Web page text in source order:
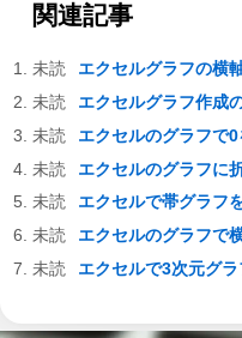
関連記事
エクセルグラフの横
エクセルグラフ作成
エクセルのグラフで
エクセルのグラフに
エクセルで帯グラフ
エクセルのグラフで
エクセルで3次元グ